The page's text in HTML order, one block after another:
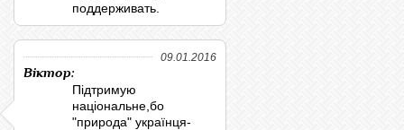
поддерживать.
09.01.2016
Віктор:
Підтримую
національне,бо
"природа" українця-